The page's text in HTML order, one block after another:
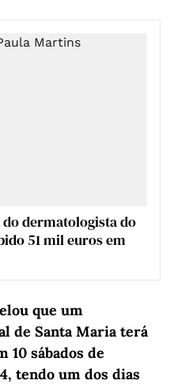
dermatologista do
51 mil euros em
que um
de Santa Maria terá
10 sábados de
tendo um dos dias